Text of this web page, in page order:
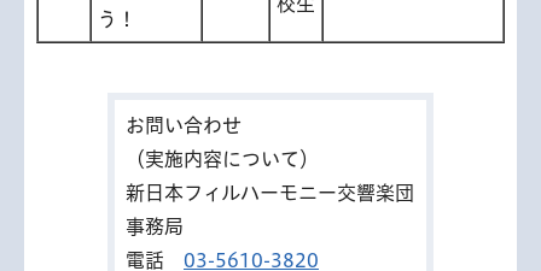
う！
お問い合わせ
（実施内容について）
新日本フィルハーモニー交響楽団
事務局
電話 03-5610-3820